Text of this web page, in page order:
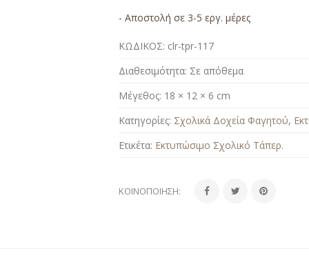
- Αποστολή σε 3-5 εργ. μέρες
ΚΩΔΙΚΟΣ: clr-tpr-117
Διαθεσιμότητα: Σε απόθεμα
Μέγεθος: 18 × 12 × 6 cm
Κατηγορίες: Σχολικά Δοχεία Φαγητού,
Ετικέτα: Εκτυπώσιμο Σχολικό Τάπερ.
ΚΟΙΝΟΠΟΊΗΣΗ: